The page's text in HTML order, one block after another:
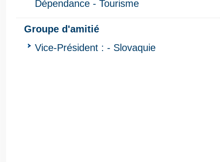
Dépendance - Tourisme
Groupe d'amitié
Vice-Président : - Slovaquie